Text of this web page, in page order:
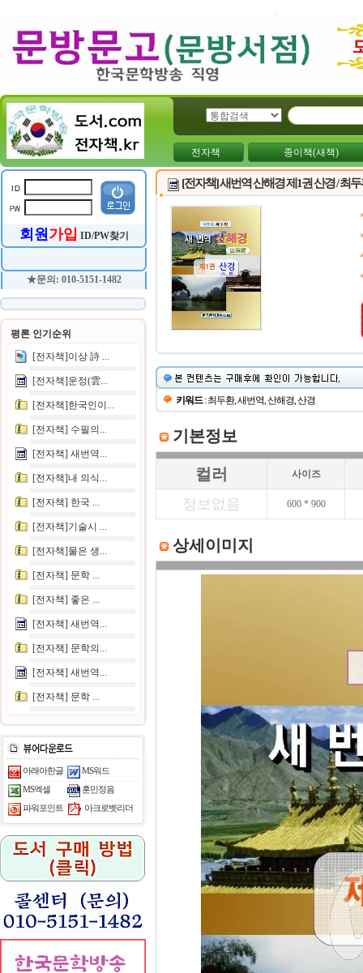
전자책 종이책(새책)
회원가입 ID/PW찾기
★문의: 010-5151-1482
평론 인기순위
[전자책]이상 詩 ...
[전자책]운정(雲...
[전자책]한국인이...
[전자책] 수필의...
[전자책] 새번역...
[전자책]내 의식...
[전자책] 한국 ...
[전자책]기술시 ...
[전자책]물은 생...
[전자책] 문학 ...
[전자책] 좋은 ...
[전자책] 새번역...
[전자책] 문학의...
[전자책] 새번역...
[전자책] 문학 ...
아래아한글 MS워드
MS엑셀 훈민정음
파워포인트 아크로벳리더
[전자책] 새번역 산해경 제1권 산경 / 최
키워드: 최두환, 새번역, 산해경, 산경
기본정보
컬러 사이즈
정보없음 600 * 900
상세이미지